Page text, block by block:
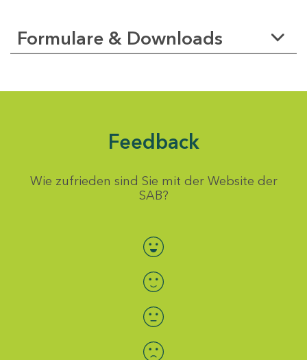
Formulare & Downloads
Feedback
Wie zufrieden sind Sie mit der Website der
SAB?
Bewertung auswählen